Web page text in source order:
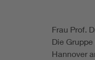
Frau Prof.
Die
Hannover